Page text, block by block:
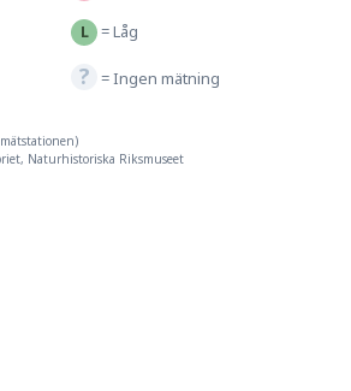
=Låg
=Ingen mätning
Naturhistoriska Riksmuseet